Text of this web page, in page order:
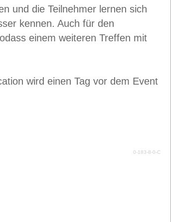
und die Teilnehmer lernen sich
kennen. Auch für den
einem weiteren Treffen mit
wird einen Tag vor dem Event
0-183-8-0-C